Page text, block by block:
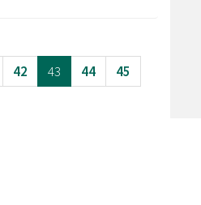
42 43 44
45